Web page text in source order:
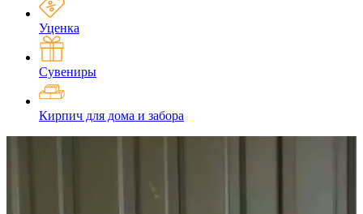
Уценка
Сувениры
Кирпич для дома и забора